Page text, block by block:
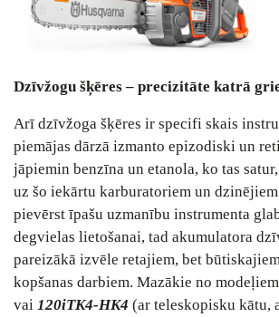
Dzīvžogu šķēres – precizitāte katrā
Arī dzīvžoga šķēres ir specifi skais
piemājas dārzā izmanto epizodiski un
jāpiemin benzīna un etanola, ko tas
uz šo iekārtu karburatoriem un
pievērst īpašu uzmanību instrumenta
degvielas lietošanai, tad akumulatora
pareizākā izvēle retajiem, bet
kopšanas darbiem. Mazākie no
vai 120iTK4-HK4 (ar teleskopisku kātu,